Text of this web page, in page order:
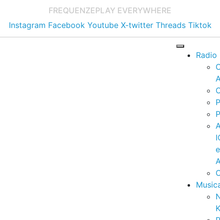
FREQUENZEPLAY EVERYWHERE
Instagram Facebook Youtube X-twitter Threads Tiktok
Radio
e